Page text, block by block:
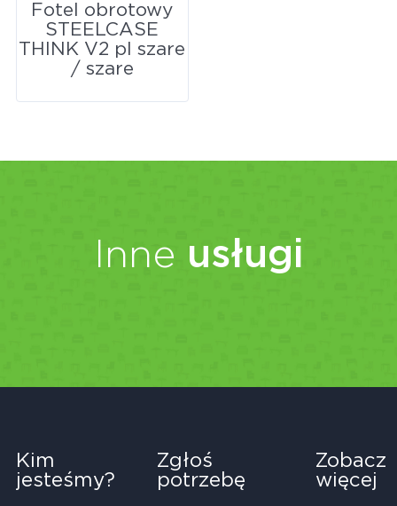
Fotel obrotowy
STEELCASE
THINK V2 pl szare
/ szare
Inne usługi
Kim
jesteśmy?
Zgłoś
potrzebę
Zobacz
więcej